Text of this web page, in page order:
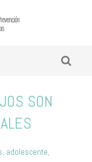
SON
, adolescente,